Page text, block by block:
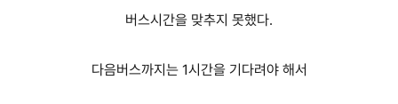
버스시간을 맞추지 못했다.
다음버스까지는 1시간을 기다려야 해서